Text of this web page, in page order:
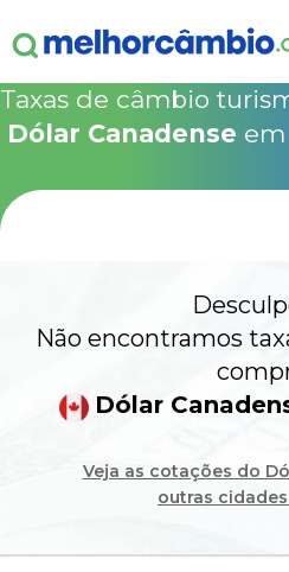
15% Seguro Viagem 15%
NOVA COTAÇÃO
CONTA INTERNACIONAL
Acesse sua conta:
BROKER DE OFERTAS
ou cadastre-se se ainda não tem
Taxas de câmbio
Dólar Canadense em
Não encontramos
Dólar
Veja as cotações do
outras cidades